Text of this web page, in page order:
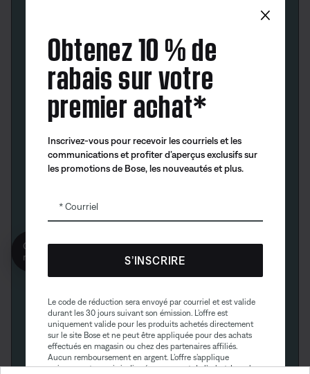
×
Obtenez 10 % de
rabais sur votre
premier achat*
Inscrivez-vous pour recevoir les courriels et les
communications et profiter d’aperçus exclusifs sur
les promotions de Bose, les nouveautés et plus.
Courriel
S’INSCRIRE
Le code de réduction sera envoyé par courriel et est valide
durant les 30 jours suivant son émission. L’offre est
uniquement valide pour les produits achetés directement
sur le site Bose et ne peut être appliquée pour des achats
effectués en magasin ou chez des partenaires affiliés.
Aucun remboursement en argent. L’offre s’applique
uniquement au prix indiqué au moment de l’achat. La valeur
Obtenez 10% de
reduction!